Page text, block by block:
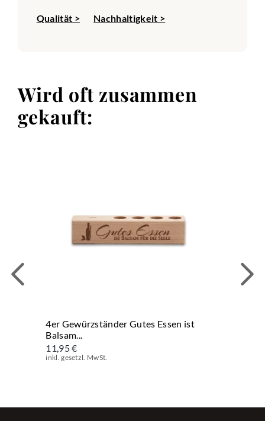
Qualität > Nachhaltigkeit >
Wird oft zusammen
gekauft:
4er Gewürzständer Gutes Essen ist
Balsam...
11,95 €
inkl. gesetzl. MwSt.